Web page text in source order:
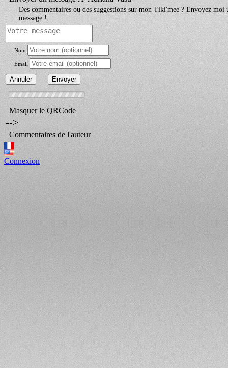
Des commentaires ou des suggestions sur mon Tiki'mee ? Envoyez moi
message !
Nom
Email
Masquer le QRCode
-->
Commentaires de l'auteur
Connexion